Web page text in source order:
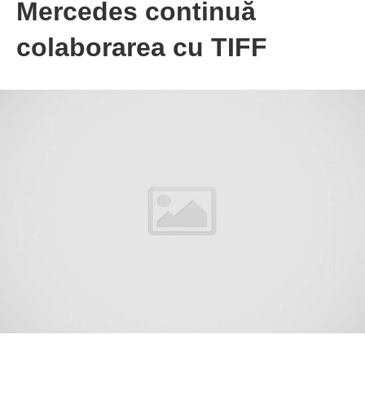
Mercedes continuă
colaborarea cu TIFF